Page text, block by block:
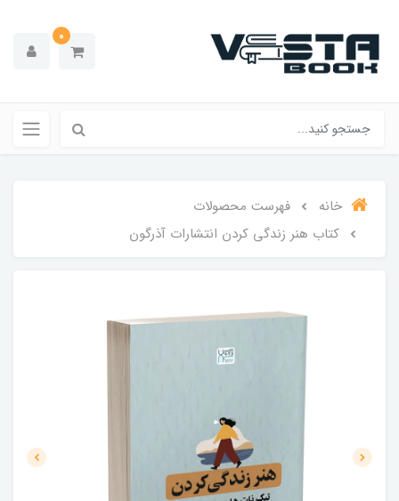
0
خانه
فهرست محصولات
کتاب هنر زندگی کردن انتشارات آذرگون